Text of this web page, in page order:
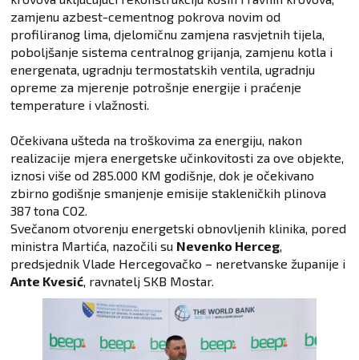
zamjenu azbest-cementnog pokrova novim od
profiliranog lima, djelomičnu zamjena rasvjetnih tijela,
poboljšanje sistema centralnog grijanja, zamjenu kotla i
energenata, ugradnju termostatskih ventila, ugradnju
opreme za mjerenje potrošnje energije i praćenje
temperature i vlažnosti.
Očekivana ušteda na troškovima za energiju, nakon
realizacije mjera energetske učinkovitosti za ove objekte,
iznosi više od 285.000 KM godišnje, dok je očekivano
zbirno godišnje smanjenje emisije stakleničkih plinova
387 tona CO2.
Svečanom otvorenju energetski obnovljenih klinika, pored
ministra Martića, nazočili su Nevenko Herceg,
predsjednik Vlade Hercegovačko – neretvanske županije i
Ante Kvesić, ravnatelj SKB Mostar.